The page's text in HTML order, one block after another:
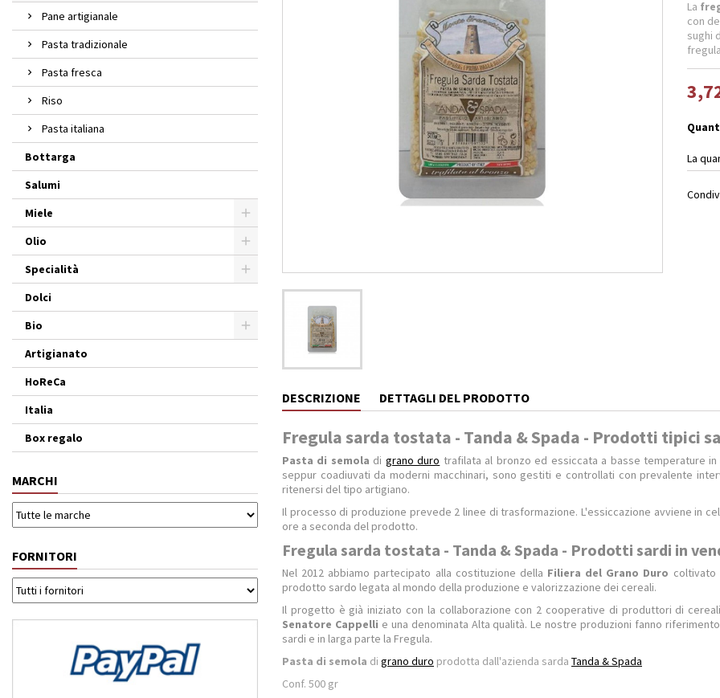
Pane artigianale
Pasta tradizionale
Pasta fresca
Riso
Pasta italiana
Bottarga
Salumi
Miele
Olio
Specialità
Dolci
Bio
Artigianato
HoReCa
Italia
Box regalo
MARCHI
FORNITORI
La
con
sughi
La
DESCRIZIONE DETTAGLI DEL PRODOTTO
Fregula sarda tostata - Tanda & Spada - Prodotti tipici
Pasta di semola di grano duro trafilata al bronzo ed essiccata a basse temperature
seppur coadiuvati da moderni macchinari, sono gestiti e controllati con prevalente
ritenersi del tipo artigiano.
Il processo di produzione prevede 2 linee di trasformazione. L'essiccazione avviene in
ore a seconda del prodotto.
Fregula sarda tostata - Tanda & Spada - Prodotti sardi in
Nel 2012 abbiamo partecipato alla costituzione della Filiera del Grano Duro coltivato
prodotto sardo legata al mondo della produzione e valorizzazione dei cereali.
Il progetto è già iniziato con la collaborazione con 2 cooperative di produttori di
Senatore Cappelli e una denominata Alta qualità. Le nostre produzioni fanno
sardi e in larga parte la Fregula.
Pasta di semola di grano duro prodotta dall'azienda sarda Tanda & Spada
Conf. 500 gr